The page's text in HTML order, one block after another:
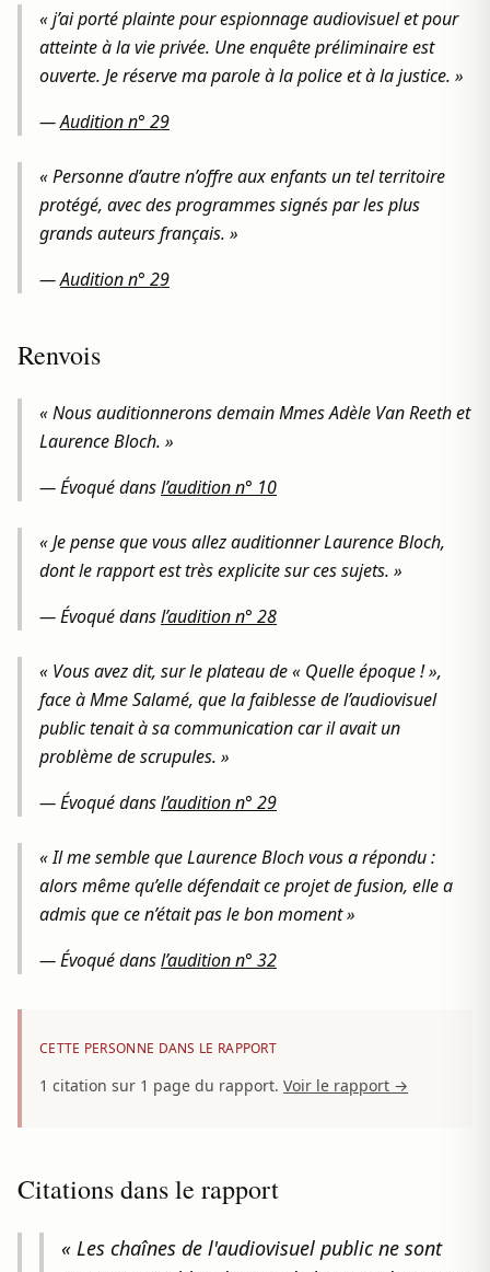
« j’ai porté plainte pour espionnage audiovisuel et pour
atteinte à la vie privée. Une enquête préliminaire est
ouverte. Je réserve ma parole à la police et à la justice. »
—Audition n° 29
« Personne d’autre n’offre aux enfants un tel territoire
protégé, avec des programmes signés par les plus
grands auteurs français. »
—Audition n° 29
Renvois
« Nous auditionnerons demain Mmes Adèle Van Reeth et
Laurence Bloch. »
— Évoqué dansl’audition n° 10
« Je pense que vous allez auditionner Laurence Bloch,
dont le rapport est très explicite sur ces sujets. »
— Évoqué dansl’audition n° 28
« Vous avez dit, sur le plateau de « Quelle époque ! »,
face à Mme Salamé, que la faiblesse de l’audiovisuel
public tenait à sa communication car il avait un
problème de scrupules. »
— Évoqué dansl’audition n° 29
« Il me semble que Laurence Bloch vous a répondu :
alors même qu’elle défendait ce projet de fusion, elle a
admis que ce n’était pas le bon moment »
— Évoqué dansl’audition n° 32
CETTE PERSONNE DANS LE RAPPORT
1 citation sur 1 page du rapport. Voir le rapport →
Citations dans le rapport
« Les chaînes de l'audiovisuel public ne sont